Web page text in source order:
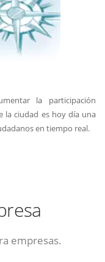
la participación
la ciudad es hoy día una
en tiempo real.
empresas.